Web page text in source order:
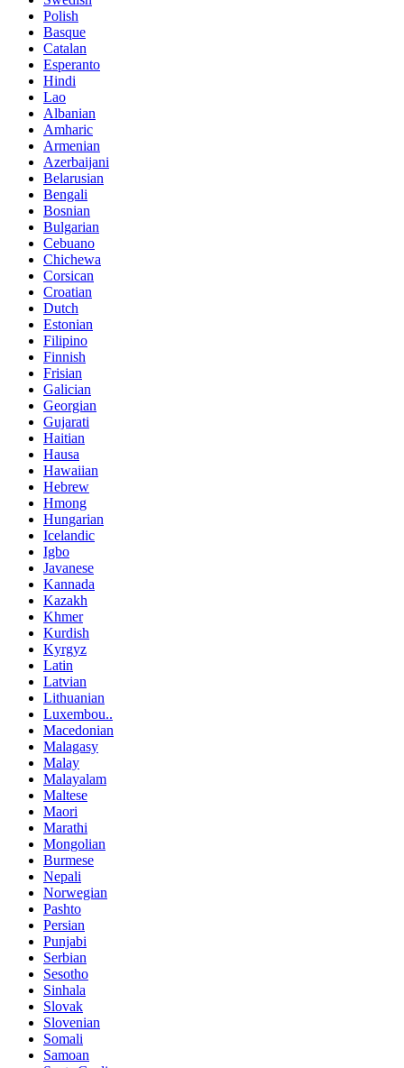
Polish
Basque
Catalan
Esperanto
Hindi
Lao
Albanian
Amharic
Armenian
Azerbaijani
Belarusian
Bengali
Bosnian
Bulgarian
Cebuano
Chichewa
Corsican
Croatian
Dutch
Estonian
Filipino
Finnish
Frisian
Galician
Georgian
Gujarati
Haitian
Hausa
Hawaiian
Hebrew
Hmong
Hungarian
Icelandic
Igbo
Javanese
Kannada
Kazakh
Khmer
Kurdish
Kyrgyz
Latin
Latvian
Lithuanian
Luxembou..
Macedonian
Malagasy
Malay
Malayalam
Maltese
Maori
Marathi
Mongolian
Burmese
Nepali
Norwegian
Pashto
Persian
Punjabi
Serbian
Sesotho
Sinhala
Slovak
Slovenian
Somali
Samoan